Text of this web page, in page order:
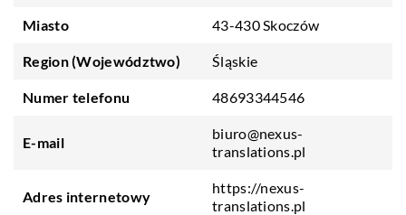
Miasto 43-430 Skoczów
Region (Województwo) Śląskie
Numer telefonu 48693344546
E-mail
biuro@nexus-
translations.pl
Adres internetowy
https://nexus-
translations.pl